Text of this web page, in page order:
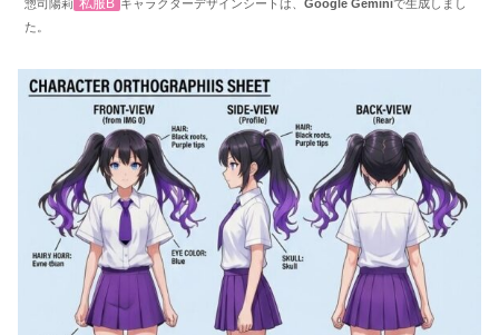
惣司陽莉 キャラクターデザインシートは、 Google Geminiで生成しまし
た。